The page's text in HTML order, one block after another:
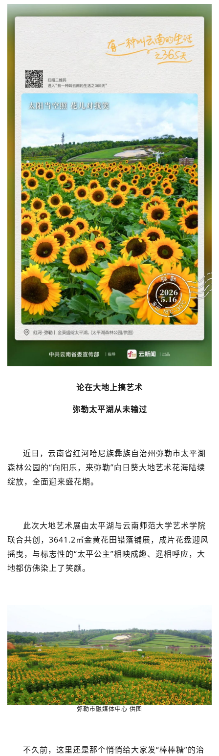
论在大地上搞艺术
弥勒太平湖从未输过
近日，云南省红河哈尼族彝族自治州弥勒市太平湖
森林公园的“向阳乐，来弥勒”向日葵大地艺术花海陆续
绽放，全面迎来盛花期。
此次大地艺术展由太平湖与云南师范大学艺术学院
联合共创，3641.2㎡金黄花田错落铺展，成片花盘迎风
摇曳，与标志性的“太平公主”相映成趣、遥相呼应，大
地都仿佛染上了笑颜。
弥勒市融媒体中心 供图
不久前，这里还是那个悄悄给大家发“棒棒糖”的治